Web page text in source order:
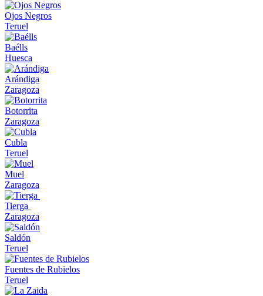
Ojos Negros
Teruel
Baélls
Huesca
Arándiga
Zaragoza
Botorrita
Zaragoza
Cubla
Teruel
Muel
Zaragoza
Tierga
Zaragoza
Saldón
Teruel
Fuentes de Rubielos
Teruel